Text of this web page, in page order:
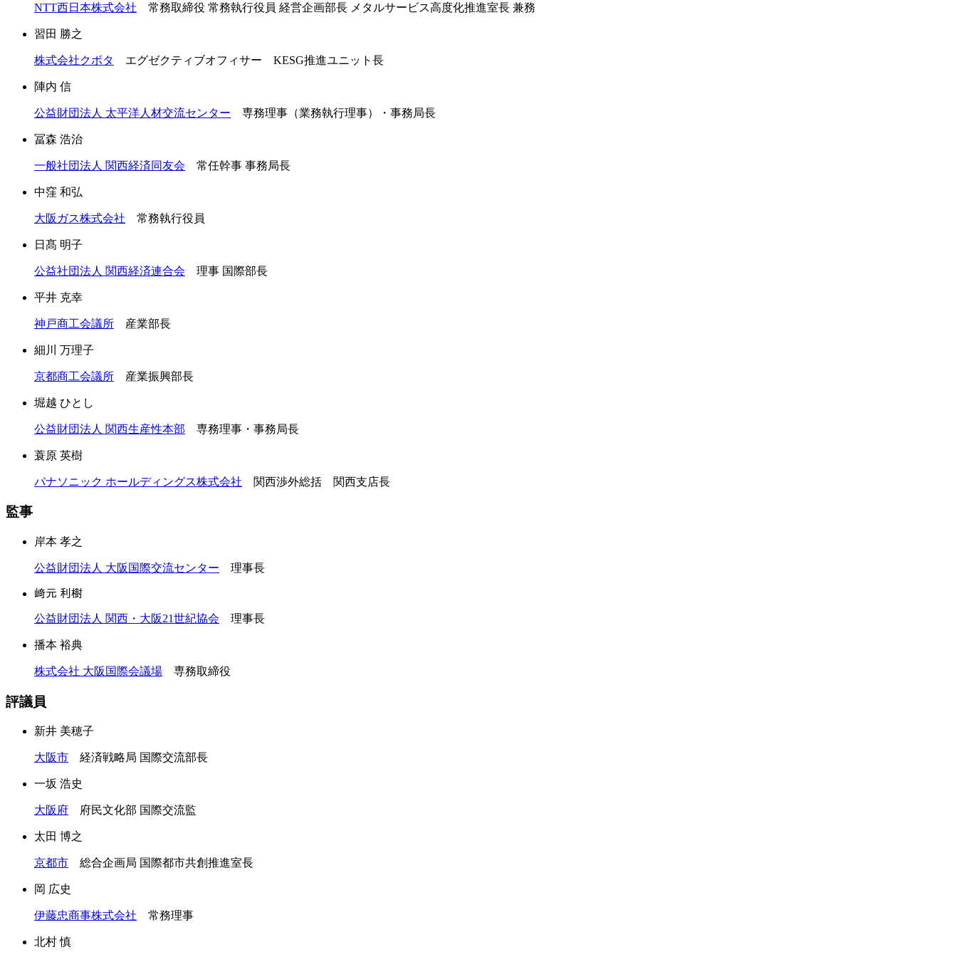
NTT西日本株式会社 常務取締役 常務執行役員 経営企画部長 メタルサービス高度化推進室長 兼務
習田 勝之
株式会社クボタ エグゼクティブオフィサー KESG推進ユニット長
陣内 信
公益財団法人 太平洋人材交流センター 専務理事（業務執行理事）・事務局長
冨森 浩治
一般社団法人 関西経済同友会 常任幹事 事務局長
中窪 和弘
大阪ガス株式会社 常務執行役員
日髙 明子
公益社団法人 関西経済連合会 理事 国際部長
平井 克幸
神戸商工会議所 産業部長
細川 万理子
京都商工会議所 産業振興部長
堀越 ひとし
公益財団法人 関西生産性本部 専務理事・事務局長
蓑原 英樹
パナソニック ホールディングス株式会社 関西渉外総括 関西支店長
監事
岸本 孝之
公益財団法人 大阪国際交流センター 理事長
﨑元 利樹
公益財団法人 関西・大阪21世紀協会 理事長
播本 裕典
株式会社 大阪国際会議場 専務取締役
評議員
新井 美穂子
大阪市 経済戦略局 国際交流部長
一坂 浩史
大阪府 府民文化部 国際交流監
太田 博之
京都市 総合企画局 国際都市共創推進室長
岡 広史
伊藤忠商事株式会社 常務理事
北村 慎